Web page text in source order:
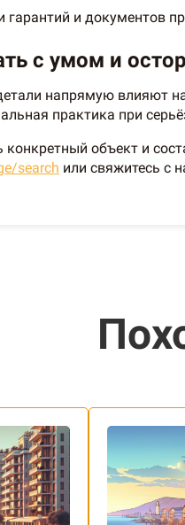
гарантий и документов
с умом и
напрямую влияют
практика при
объект и
search или свяжитесь с